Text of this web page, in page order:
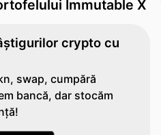
Immutable X
crypto cu
swap, cumpără
bancă, dar stocăm